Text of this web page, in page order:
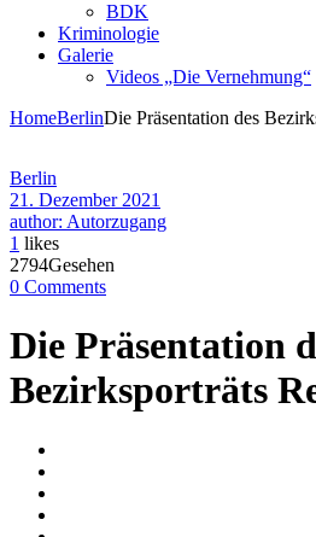
BDK
Kriminologie
Galerie
Videos „Die Vernehmung“
HomeBerlinDie Präsentation des
Berlin
21. Dezember 2021
author: Autorzugang
1 likes
2794Gesehen
0 Comments
Die Präsentation
Bezirksporträts